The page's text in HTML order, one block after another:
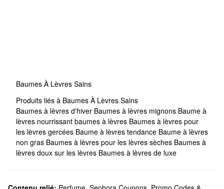
Baumes À Lèvres Sains
Produits liés à Baumes À Lèvres Sains
Baumes à lèvres d'hiver Baumes à lèvres mignons Baume à
lèvres nourrissant baumes à lèvres Baumes à lèvres pour
les lèvres gercées Baume à lèvres tendance Baume à lèvres
non gras Baumes à lèvres pour les lèvres sèches Baumes à
lèvres doux sur les lèvres Baumes à lèvres de luxe